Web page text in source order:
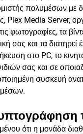
πολυμέσων με
Plex Media Server,
φωτογραφίες, τα
σας και τα διατηρεί
στο PC, το
σας και σε
συσκευή
ότι η μονάδα